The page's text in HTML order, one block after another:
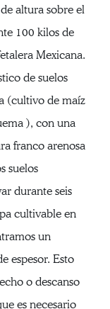
altura sobre el
100 kilos de
Mexicana.
de suelos
(cultivo de maíz
), con una
franco arenosa
suelos
durante seis
cultivable en
un
espesor. Esto
o descanso
es necesario